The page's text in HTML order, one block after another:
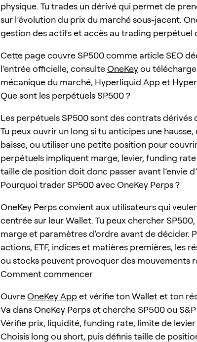
physique. Tu trades un dérivé qui permet de
sur l’évolution du prix du marché sous-jacent.
gestion des actifs et accès au trading perpétuel
Cette page couvre SP500 comme article SEO
l’entrée officielle, consulteOneKeyou télécharge
mécanique du marché, Hyperliquid Appet
Que sont les perpétuels SP500 ?
Les perpétuels SP500 sont des contrats dérivés
Tu peux ouvrir un long si tu anticipes une
baisse, ou utiliser une petite position pour
perpétuels impliquent marge, levier, funding
taille de position doit donc passer avant l’envie
Pourquoi trader SP500 avec OneKey Perps ?
OneKey Perps convient aux utilisateurs qui
centrée sur leur Wallet. Tu peux chercher
marge et paramètres d’ordre avant de décider.
actions, ETF, indices et matières premières, les
ou stocks peuvent provoquer des mouvements
Comment commencer
OuvreOneKey Appet vérifie ton Wallet et ton
Va dans OneKey Perps et cherche SP500ou
Vérifie prix, liquidité, funding rate, limite de
Choisis long ou short, puis définis taille de